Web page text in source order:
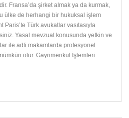
Fransa’da şirket almak ya da kurmak,
ülke de herhangi bir hukuksal işlem
Türk avukatlar vasıtasıyla
Yasal mevzuat konusunda yetkin ve
ile adli makamlarda profesyonel
olur. Gayrimenkul İşlemleri